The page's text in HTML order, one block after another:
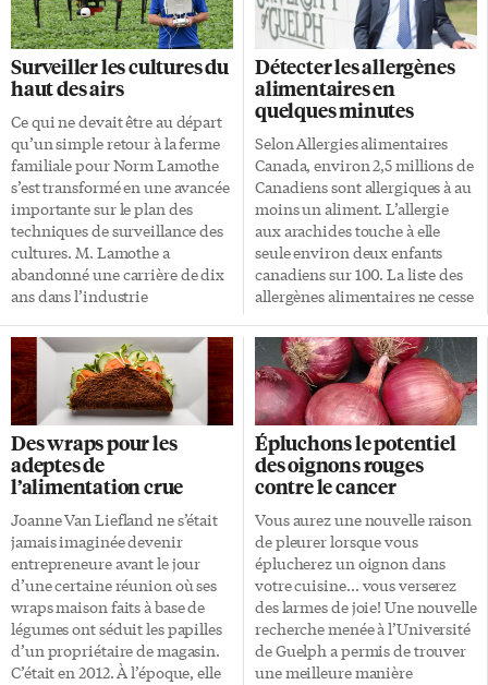
Surveiller les cultures du
haut des airs
Ce qui ne devait être au départ
qu’un simple retour à la ferme
familiale pour Norm Lamothe
s’est transformé en une avancée
importante sur le plan des
techniques de surveillance des
cultures. M. Lamothe a
abandonné une carrière de dix
ans dans l’industrie
l’exploitant de sixième
génération d’une ferme
familiale située près de
Peterborough. En 2015,
encouragé par un voisin, il a
acheté son premier véhicule
aérien sans pilote (UAV) ou
drone. Il avait alors déjà
convaincu un petit groupe de
producteurs de la région de
faire survoler un bloc de
parcelles au moyen de la
nouvelle […]
Détecter les allergènes
alimentaires en
quelques minutes
Selon Allergies alimentaires
Canada, environ 2,5 millions de
Canadiens sont allergiques à au
moins un aliment. L’allergie
aux arachides touche à elle
seule environ deux enfants
canadiens sur 100. La liste des
allergènes alimentaires ne cesse
réel besoin pour un test de
détection d’allergènes précis et
rapide, que vous examiniez
minutieusement toutes les
collations de votre enfant ou
que vous meniez des tests
aléatoires sur une chaîne de
production. Les tests de
détection d’allergènes actuels
peuvent prendre des heures,
alors que quelques minutes
peuvent faire la différence.
Brevets Une nouvelle
technologie, développée à
l’Université de […]
Des wraps pour les
adeptes de
l’alimentation crue
Joanne Van Liefland ne s’était
jamais imaginée devenir
entrepreneure avant le jour
d’une certaine réunion où ses
wraps maison faits à base de
légumes ont séduit les papilles
d’un propriétaire de magasin.
C’était en 2012. À l’époque, elle
Épluchons le potentiel
des oignons rouges
contre le cancer
Vous aurez une nouvelle raison
de pleurer lorsque vous
éplucherez un oignon dans
votre cuisine… vous verserez
des larmes de joie! Une nouvelle
recherche menée à l’Université
de Guelph a permis de trouver
une meilleure manière